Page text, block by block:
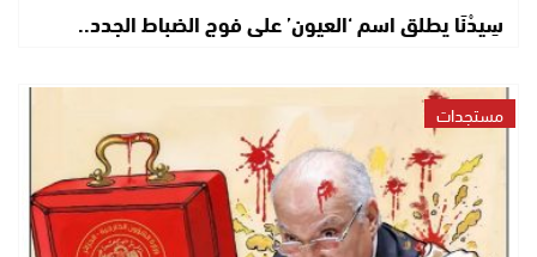
سِيدْنَا يطلق اسم ‘العيون’ على فوج الضباط الجدد..
مستجدات